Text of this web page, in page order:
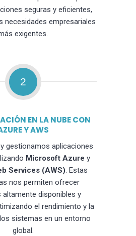
seguras y eficientes,
necesidades empresariales
exigentes.
2
EN LA NUBE CON
Y AWS
gestionamos aplicaciones
Microsoft Azure y
Services (AWS). Estas
nos permiten ofrecer
altamente disponibles y
el rendimiento y la
sistemas en un entorno
global.